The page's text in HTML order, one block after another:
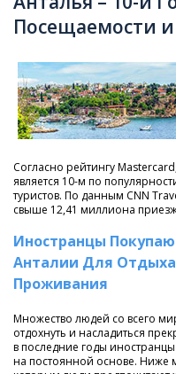
Посещаемости
Согласно рейтингу
является 10-м по
туристов. По данным CNN
свыше 12,41 миллиона
Иностранцы
Анталии Для Отдыха
Проживания
Множество людей со всего
отдохнуть и насладиться
в последние годы
на постоянной основе. Ниже